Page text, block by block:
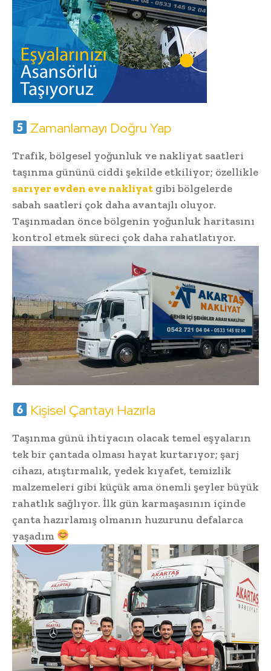
Zamanlamayı Doğru Yap
Trafik, bölgesel yoğunluk ve nakliyat saatleri
taşınma gününü ciddi şekilde etkiliyor; özellikle
sarıyer evden eve nakliyat gibi bölgelerde
sabah saatleri çok daha avantajlı oluyor.
Taşınmadan önce bölgenin yoğunluk haritasını
kontrol etmek süreci çok daha rahatlatıyor.
Kişisel Çantayı Hazırla
Taşınma günü ihtiyacın olacak temel eşyaların
tek bir çantada olması hayat kurtarıyor; şarj
cihazı, atıştırmalık, yedek kıyafet, temizlik
malzemeleri gibi küçük ama önemli şeyler büyük
rahatlık sağlıyor. İlk gün karmaşasının içinde
çanta hazırlamış olmanın huzurunu defalarca
yaşadım